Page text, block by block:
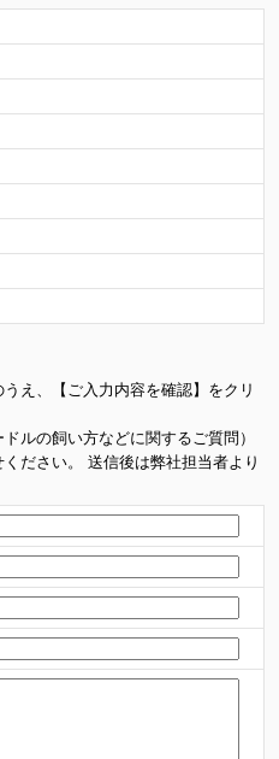
え、【ご入力内容を確認】をクリ
ルの飼い方などに関するご質問）
ださい。 送信後は弊社担当者より